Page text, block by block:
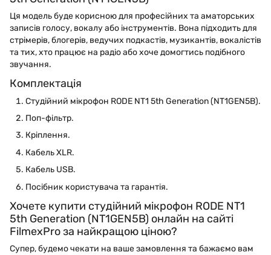
Ця модель буде корисною для професійних та аматорських
записів голосу, вокалу або інструментів. Вона підходить для
стрімерів, блогерів, ведучих подкастів, музикантів, вокалістів
та тих, хто працює на радіо або хоче домогтись подібного
звучання.
Комплектація
Студійний мікрофон RODE NT1 5th Generation (NT1GEN5B).
Поп-фільтр.
Кріплення.
Кабель XLR.
Кабель USB.
Посібник користувача та гарантія.
Хочете купити студійний мікрофон RODE NT1
5th Generation (NT1GEN5B) онлайн на сайті
FilmexPro за найкращою ціною?
Супер, будемо чекати на ваше замовлення та бажаємо вам